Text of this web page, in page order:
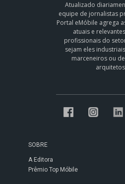
Atualizado
equipe de jornalistas
Portal eMóbile agrega
atuais e
profissionais do
sejam eles
marceneiros ou
SOBRE
A Editora
Prêmio Top Móbile